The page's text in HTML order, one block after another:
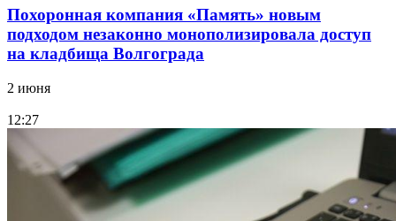
Похоронная компания «Память» новым
подходом незаконно монополизировала доступ
на кладбища Волгограда
2 июня
12:27